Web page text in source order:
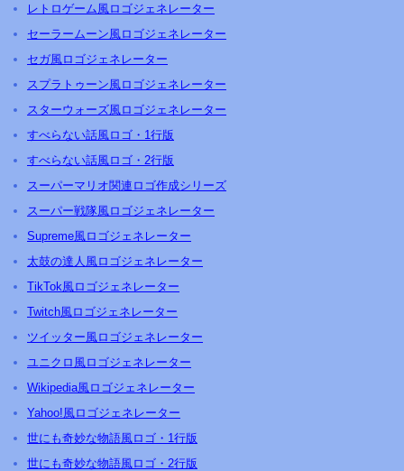
レトロゲーム風ロゴジェネレーター
セーラームーン風ロゴジェネレーター
セガ風ロゴジェネレーター
スプラトゥーン風ロゴジェネレーター
スターウォーズ風ロゴジェネレーター
すべらない話風ロゴ・1行版
すべらない話風ロゴ・2行版
スーパーマリオ関連ロゴ作成シリーズ
スーパー戦隊風ロゴジェネレーター
Supreme風ロゴジェネレーター
太鼓の達人風ロゴジェネレーター
TikTok風ロゴジェネレーター
Twitch風ロゴジェネレーター
ツイッター風ロゴジェネレーター
ユニクロ風ロゴジェネレーター
Wikipedia風ロゴジェネレーター
Yahoo!風ロゴジェネレーター
世にも奇妙な物語風ロゴ・1行版
世にも奇妙な物語風ロゴ・2行版